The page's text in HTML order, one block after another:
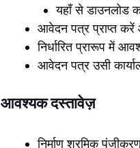
यहाँ से डाउनलोड
आवेदन पत्र प्राप्त
निर्धारित प्रारूप में
आवेदन पत्र उसी
आवश्यक दस्तावेज़
निर्माण श्रमिक